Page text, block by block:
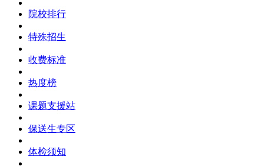
院校排行
特殊招生
收费标准
热度榜
课题支援站
保送生专区
体检须知